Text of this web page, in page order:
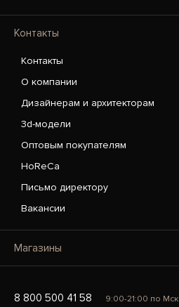
Контакты
Контакты
О компании
Дизайнерам и архитекторам
3d-модели
Оптовым покупателям
HoReCa
Письмо директору
Вакансии
Магазины
8 800 500 41 58 9:00-21:00 по Мск